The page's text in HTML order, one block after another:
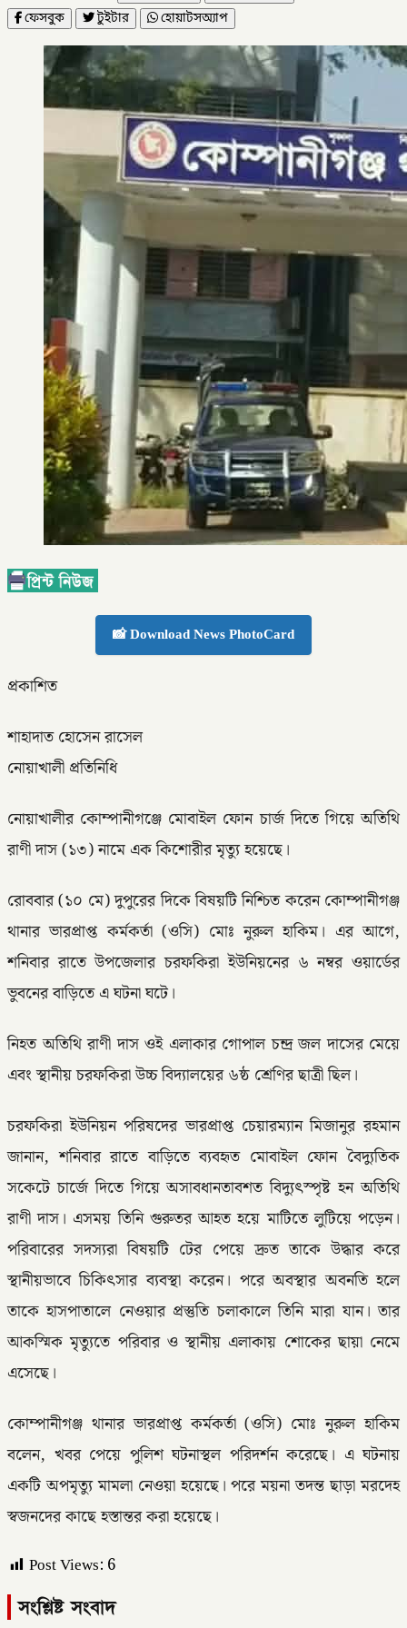
ফেসবুক
টুইটার হোয়াটসঅ্যাপ
📸 Download News PhotoCard
প্রকাশিত
শাহাদাত হোসেন রাসেল
নোয়াখালী প্রতিনিধি
নোয়াখালীর কোম্পানীগঞ্জে মোবাইল ফোন চার্জ দিতে গিয়ে অতিথি
রাণী দাস (১৩) নামে এক কিশোরীর মৃত্যু হয়েছে।
রোববার (১০ মে) দুপুরের দিকে বিষয়টি নিশ্চিত করেন কোম্পানীগঞ্জ
থানার ভারপ্রাপ্ত কর্মকর্তা (ওসি) মোঃ নুরুল হাকিম। এর আগে,
শনিবার রাতে উপজেলার চরফকিরা ইউনিয়নের ৬ নম্বর ওয়ার্ডের
ভুবনের বাড়িতে এ ঘটনা ঘটে।
নিহত অতিথি রাণী দাস ওই এলাকার গোপাল চন্দ্র জল দাসের মেয়ে
এবং স্থানীয় চরফকিরা উচ্চ বিদ্যালয়ের ৬ষ্ঠ শ্রেণির ছাত্রী ছিল।
চরফকিরা ইউনিয়ন পরিষদের ভারপ্রাপ্ত চেয়ারম্যান মিজানুর রহমান
জানান, শনিবার রাতে বাড়িতে ব্যবহৃত মোবাইল ফোন বৈদ্যুতিক
সকেটে চার্জে দিতে গিয়ে অসাবধানতাবশত বিদ্যুৎস্পৃষ্ট হন অতিথি
রাণী দাস। এসময় তিনি গুরুতর আহত হয়ে মাটিতে লুটিয়ে পড়েন।
পরিবারের সদস্যরা বিষয়টি টের পেয়ে দ্রুত তাকে উদ্ধার করে
স্থানীয়ভাবে চিকিৎসার ব্যবস্থা করেন। পরে অবস্থার অবনতি হলে
তাকে হাসপাতালে নেওয়ার প্রস্তুতি চলাকালে তিনি মারা যান। তার
আকস্মিক মৃত্যুতে পরিবার ও স্থানীয় এলাকায় শোকের ছায়া নেমে
এসেছে।
কোম্পানীগঞ্জ থানার ভারপ্রাপ্ত কর্মকর্তা (ওসি) মোঃ নুরুল হাকিম
বলেন, খবর পেয়ে পুলিশ ঘটনাস্থল পরিদর্শন করেছে। এ ঘটনায়
একটি অপমৃত্যু মামলা নেওয়া হয়েছে। পরে ময়না তদন্ত ছাড়া মরদেহ
স্বজনদের কাছে হস্তান্তর করা হয়েছে।
Post Views: 6
সংশ্লিষ্ট সংবাদ